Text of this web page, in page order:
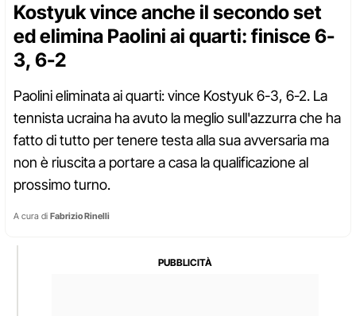
Kostyuk vince anche il secondo set
ed elimina Paolini ai quarti: finisce 6-
3, 6-2
Paolini eliminata ai quarti: vince Kostyuk 6-3, 6-2. La
tennista ucraina ha avuto la meglio sull'azzurra che ha
fatto di tutto per tenere testa alla sua avversaria ma
non è riuscita a portare a casa la qualificazione al
prossimo turno.
A cura di Fabrizio Rinelli